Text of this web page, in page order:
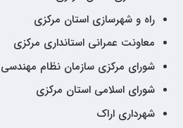
راه و شهرسازی استان مرکزی
معاونت عمرانی استانداری مرکزی
شورای مرکزی سازمان نظام مهندسی
شورای اسلامی استان مرکزی
شهرداری اراک